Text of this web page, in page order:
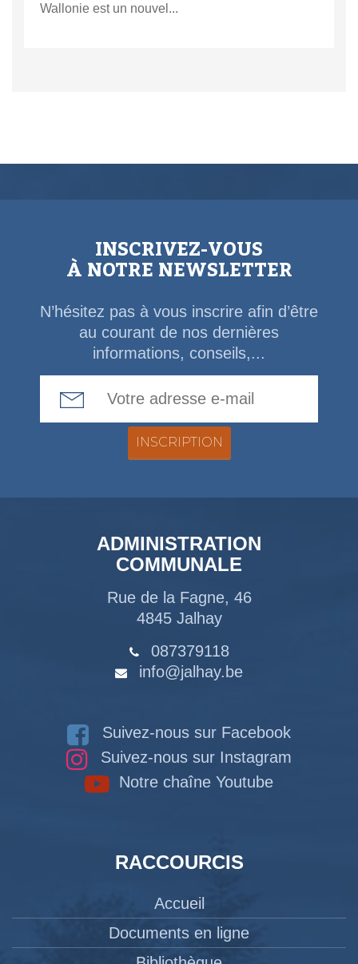
Wallonie est un nouvel...
INSCRIVEZ-VOUS
À NOTRE NEWSLETTER
N’hésitez pas à vous inscrire afin d’être
au courant de nos dernières
informations, conseils,...
ADMINISTRATION
COMMUNALE
Rue de la Fagne, 46
4845 Jalhay
087379118
info@jalhay.be
Suivez-nous sur Facebook
Suivez-nous sur Instagram
Notre chaîne Youtube
RACCOURCIS
Accueil
Documents en ligne